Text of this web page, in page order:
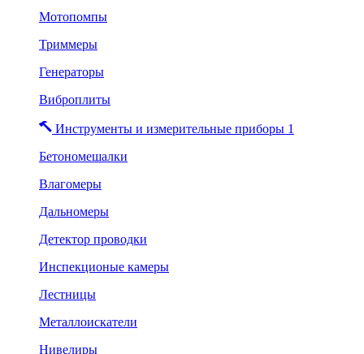
Мотопомпы
Триммеры
Генераторы
Виброплиты
Инструменты и измерительные приборы 1
Бетономешалки
Влагомеры
Дальномеры
Детектор проводки
Инспекционые камеры
Лестницы
Металлоискатели
Нивелиры